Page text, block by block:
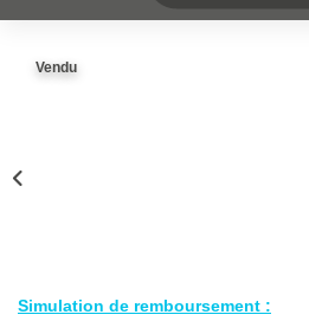
SERVICES
Vendu
Simulation de remboursement :